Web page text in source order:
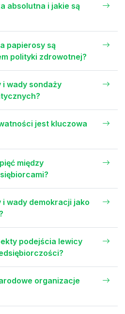
absolutna i jakie są
papierosy są
polityki zdrowotnej?
i wady sondaży
jest kluczowa
między
i wady demokracji jako
podejścia lewicy
organizacje